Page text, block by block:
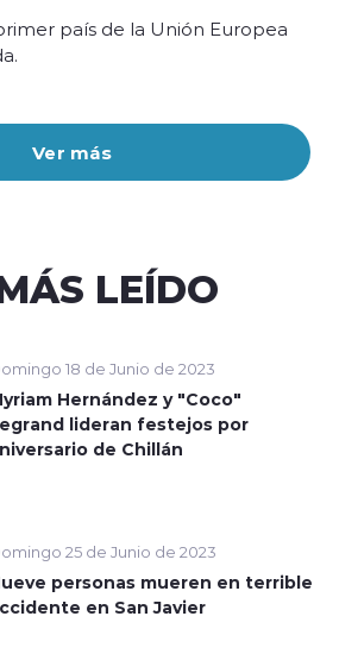
Ver más
país de la Unión Europea
LEÍDO
18 de Junio de 2023
Hernández y "Coco"
lideran festejos por
de Chillán
25 de Junio de 2023
personas mueren en terrible
en San Javier